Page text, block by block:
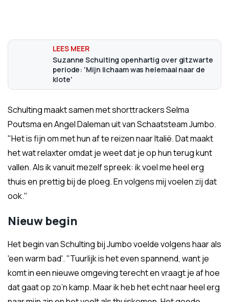
Suzanne Schulting openhartig over gitzwarte
periode: 'Mijn lichaam was helemaal naar de
klote'
Schulting maakt samen met shorttrackers Selma
Poutsma en Angel Daleman uit van Schaatsteam Jumbo.
"Het is fijn om met hun af te reizen naar Italië. Dat maakt
het wat relaxter omdat je weet dat je op hun terug kunt
vallen. Als ik vanuit mezelf spreek: ik voel me heel erg
thuis en prettig bij de ploeg. En volgens mij voelen zij dat
ook."
Nieuw begin
Het begin van Schulting bij Jumbo voelde volgens haar als
'een warm bad'. "Tuurlijk is het even spannend, want je
komt in een nieuwe omgeving terecht en vraagt je af hoe
dat gaat op zo’n kamp. Maar ik heb het echt naar heel erg